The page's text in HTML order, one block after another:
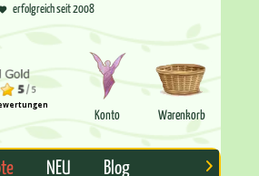
erfolgreich seit 2008
Konto Warenkorb
NEU Blog 